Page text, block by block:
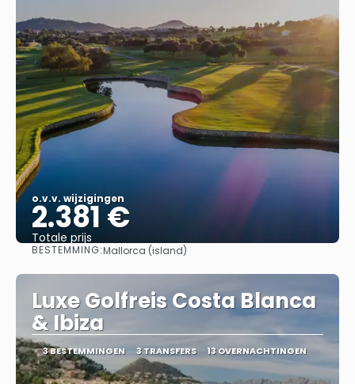
o.v.v. wijzigingen
2.381 €
Totale prijs
Bekijk
BESTEMMING:Mallorca (island)
Luxe Golfreis Costa Blanca
& Ibiza
3 BESTEMMINGEN 3 TRANSFERS 13 OVERNACHTINGEN